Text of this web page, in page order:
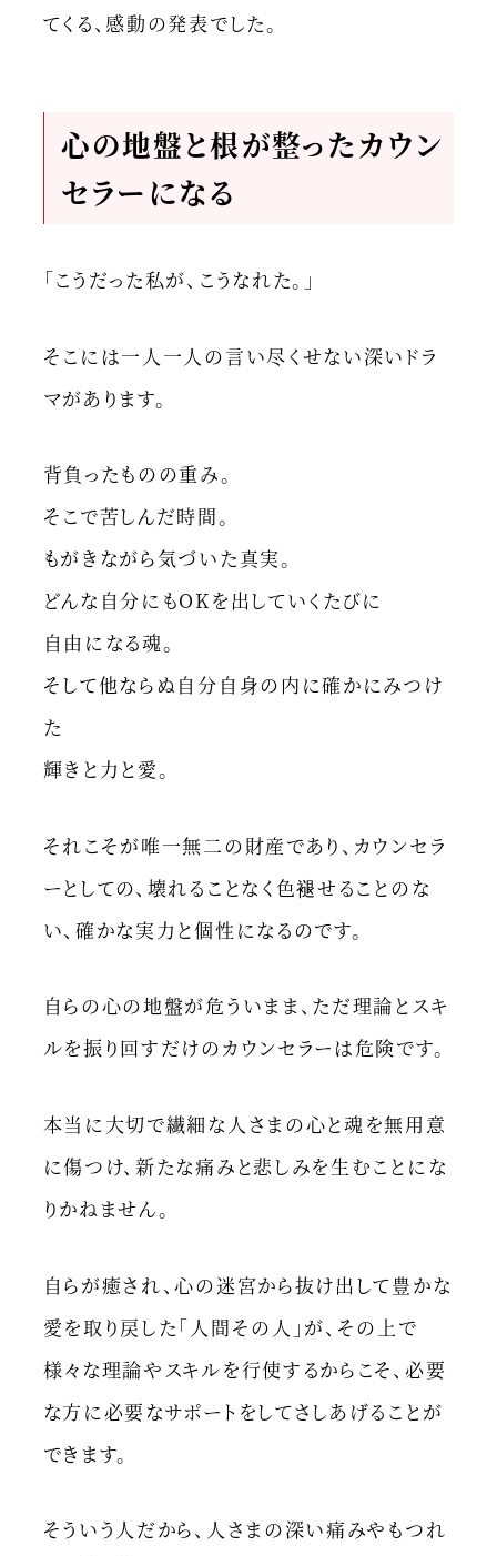
てくる、感動の発表でした。
心の地盤と根が整ったカウン
セラーになる
「こうだった私が、こうなれた。」
そこには一人一人の言い尽くせない深いドラ
マがあります。
背負ったものの重み。
そこで苦しんだ時間。
もがきながら気づいた真実。
どんな自分にもOKを出していくたびに
自由になる魂。
そして他ならぬ自分自身の内に確かにみつけ
た
輝きと力と愛。
それこそが唯一無二の財産であり、カウンセラ
ーとしての、壊れることなく色褪せることのな
い、確かな実力と個性になるのです。
自らの心の地盤が危ういまま、ただ理論とスキ
ルを振り回すだけのカウンセラーは危険です。
本当に大切で繊細な人さまの心と魂を無用意
に傷つけ、新たな痛みと悲しみを生むことにな
りかねません。
自らが癒され、心の迷宮から抜け出して豊かな
愛を取り戻した「人間その人」が、その上で
様々な理論やスキルを行使するからこそ、必要
な方に必要なサポートをしてさしあげることが
できます。
そういう人だから、人さまの深い痛みやもつれ